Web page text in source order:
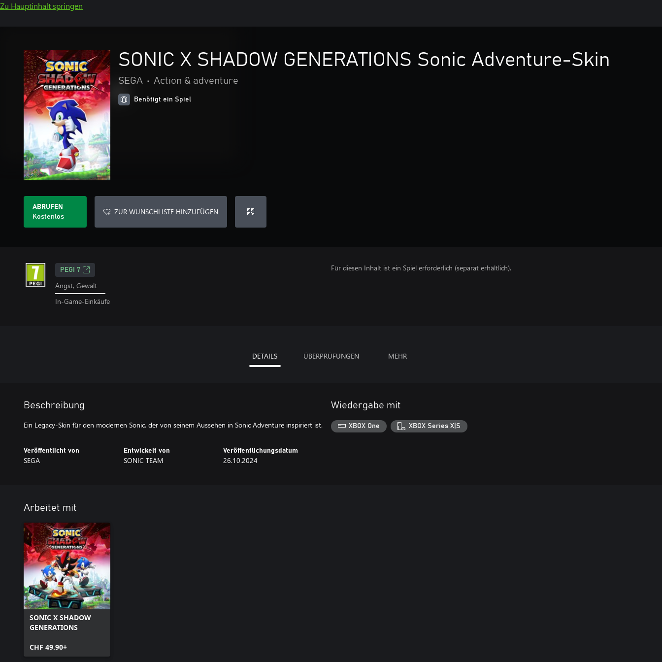
Zu Hauptinhalt springen
SONIC X SHADOW GENERATIONS Sonic Adventure-Skin
SEGA • Action & adventure
Benötigt ein Spiel
ABRUFEN
Kostenlos
ZUR WUNSCHLISTE HINZUFÜGEN
PEGI 7
Angst, Gewalt
In-Game-Einkäufe
Für diesen Inhalt ist ein Spiel erforderlich (separat erhältlich).
DETAILS ÜBERPRÜFUNGEN MEHR
Beschreibung
Ein Legacy-Skin für den modernen Sonic, der von seinem Aussehen in Sonic Adventure inspiriert ist.
Veröffentlicht von
SEGA
Entwickelt von
SONIC TEAM
Veröffentlichungsdatum
26.10.2024
Wiedergabe mit
XBOX One XBOX Series X|S
Arbeitet mit
SONIC X SHADOW
GENERATIONS
CHF 49.90+